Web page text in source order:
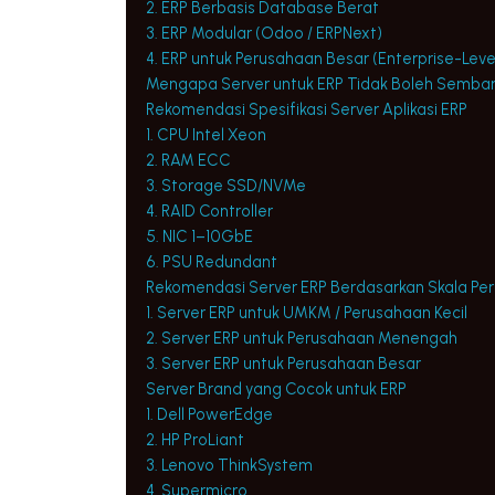
2. ERP Berbasis Database Berat
3. ERP Modular (Odoo / ERPNext)
4. ERP untuk Perusahaan Besar (Enterprise-
Mengapa Server untuk ERP Tidak Boleh
Rekomendasi Spesifikasi Server Aplikasi ERP
1. CPU Intel Xeon
2. RAM ECC
3. Storage SSD/NVMe
4. RAID Controller
5. NIC 1–10GbE
6. PSU Redundant
Rekomendasi Server ERP Berdasarkan Skala
1. Server ERP untuk UMKM / Perusahaan Kecil
2. Server ERP untuk Perusahaan Menengah
3. Server ERP untuk Perusahaan Besar
Server Brand yang Cocok untuk ERP
1. Dell PowerEdge
2. HP ProLiant
3. Lenovo ThinkSystem
4. Supermicro